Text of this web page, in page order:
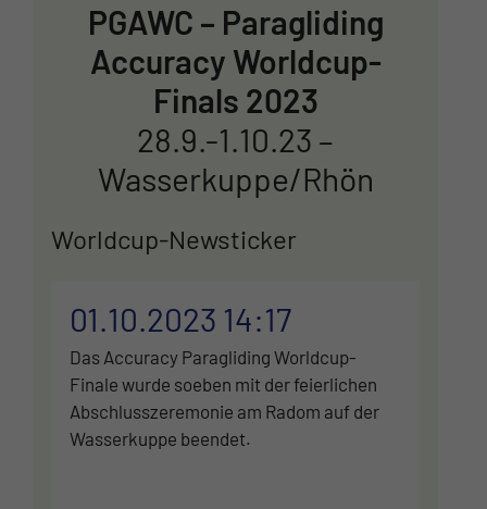
PGAWC – Paragliding
Accuracy Worldcup-
Finals 2023
28.9.-1.10.23 –
Wasserkuppe/Rhön
Worldcup-Newsticker
01.10.2023 14:17
Das Accuracy Paragliding Worldcup-
Finale wurde soeben mit der feierlichen
Abschlusszeremonie am Radom auf der
Wasserkuppe beendet.